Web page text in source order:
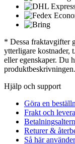
* Dessa fraktavgifter
ytterligare kostnader,
eller egenskaper. Du
produktbeskrivningen.
Hjälp och support
Göra en
Frakt och
Returer &
Så här